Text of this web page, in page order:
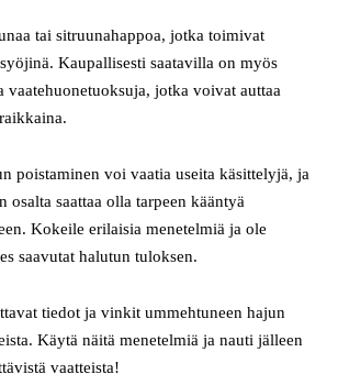
tai sitruunahappoa, jotka toimivat
Kaupallisesti saatavilla on myös
vaatehuonetuoksuja, jotka voivat auttaa
poistaminen voi vaatia useita käsittelyjä, ja
osalta saattaa olla tarpeen kääntyä
Kokeile erilaisia menetelmiä ja ole
saavutat halutun tuloksen.
tiedot ja vinkit ummehtuneen hajun
Käytä näitä menetelmiä ja nauti jälleen
vaatteista!